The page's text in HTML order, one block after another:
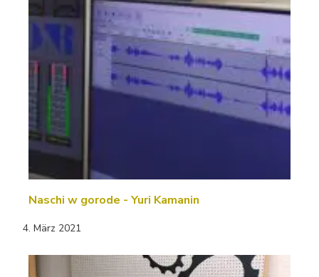
Naschi w gorode - Yuri Kamanin
4. März 2021